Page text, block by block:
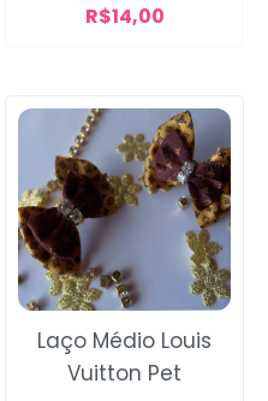
R$14,00
Laço Médio Louis
Vuitton Pet